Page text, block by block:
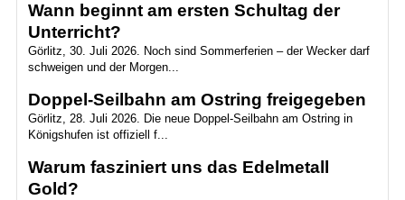
Wann beginnt am ersten Schultag der
Unterricht?
Görlitz, 30. Juli 2026. Noch sind Sommerferien – der Wecker darf
schweigen und der Morgen...
Doppel-Seilbahn am Ostring freigegeben
Görlitz, 28. Juli 2026. Die neue Doppel-Seilbahn am Ostring in
Königshufen ist offiziell f...
Warum fasziniert uns das Edelmetall
Gold?